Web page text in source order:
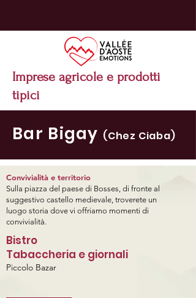
Imprese agricole e prodotti
tipici
Bar Bigay (Chez Ciaba)
Convivialità e territorio
Sulla piazza del paese di Bosses, di fronte al
suggestivo castello medievale, troverete un
luogo storia dove vi offriamo momenti di
convivialità.
Bistro
Tabaccheria e giornali
Piccolo Bazar